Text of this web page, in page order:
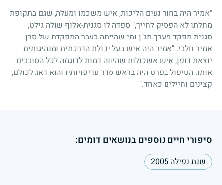
"אמיר היה בחור נעים הליכות, איש משכמו ומעלה, שגם בתקופת
מחלתו לא הפסיק לחייך," ספדה לו סגנית-אלוף שולה גילט,
סגנית מפקד מערך מג"ן ומי שהייתה בעבר המפקדת של סרן
אמיר חלבי. "אמיר היה איש בעל יכולת הדרכתית ומנהיגותית
יוצאת דופן, איש אשכולות שהיווה דמות לדוגמה לכל הסובבים
אותו. הטיפול בפרט היה בראש סדר עדיפויותיו והוא דאג לכולם,
קצינים וחיילים כאחד."
סיפורי חיים נוספים בנושאים דומים:
שנת נפילה 2005